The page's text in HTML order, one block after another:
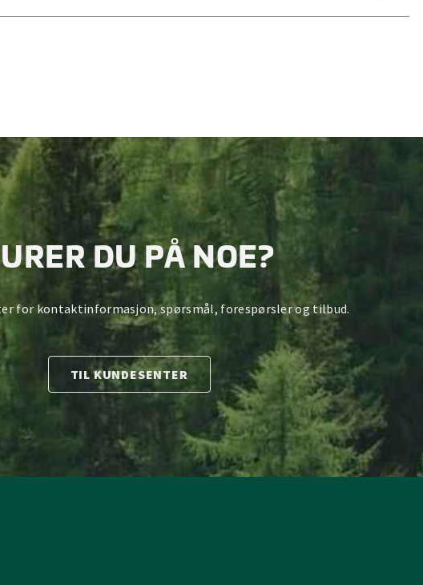
DU PÅ NOE?
for kontaktinformasjon, spørsmål, forespørsler og tilbud.
TIL KUNDESENTER